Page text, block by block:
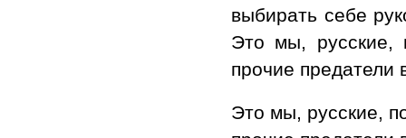
выбирать себе
Это мы, русские,
прочие
Это мы, русские,